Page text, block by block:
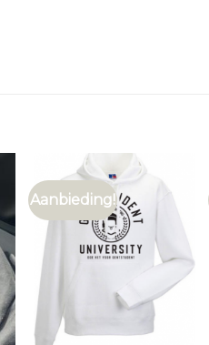
Aanbieding!